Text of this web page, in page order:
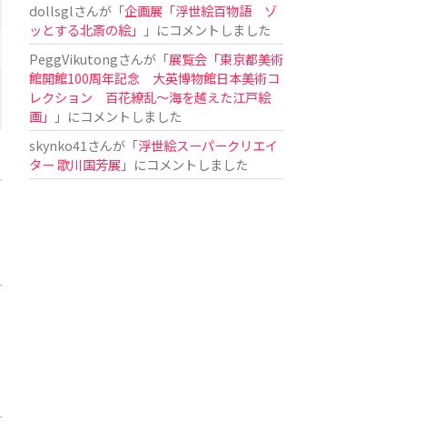
dollsglさんが「企画展「浮世絵百物語 ゾ
ッとする北斎の絵」
」にコメントしました
PeggVikutongさんが「展覧会「東京都美術
館開館100周年記念 大英博物館日本美術コ
レクション 百花繚乱〜海を越えた江戸絵
画」
」にコメントしました
skynko41 さんが「浮世絵スーパークリエイ
ター 歌川国芳展 」にコメントしました